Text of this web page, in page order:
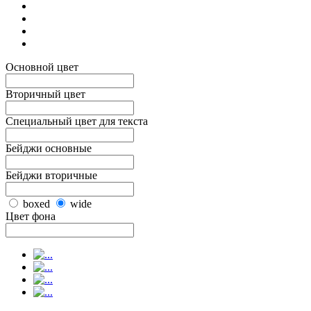
Основной цвет
Вторичный цвет
Специальный цвет для текста
Бейджи основные
Бейджи вторичные
boxed
wide
Цвет фона